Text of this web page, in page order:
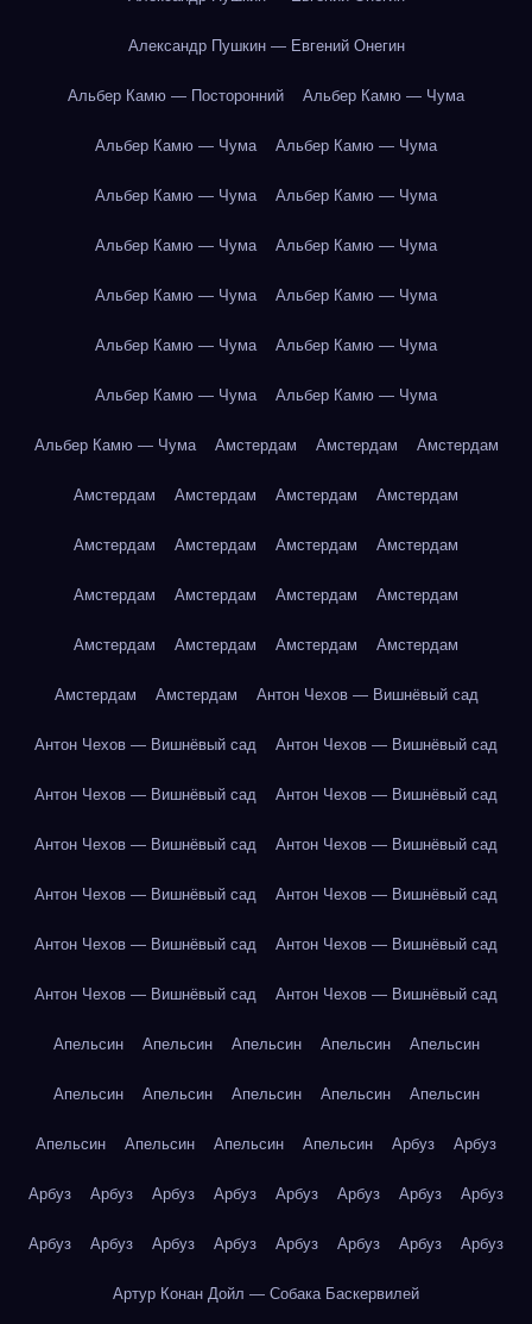
Александр Пушкин — Евгений Онегин
Альбер Камю — Посторонний Альбер Камю — Чума
Альбер Камю — Чума Альбер Камю — Чума
Альбер Камю — Чума Альбер Камю — Чума
Альбер Камю — Чума Альбер Камю — Чума
Альбер Камю — Чума Альбер Камю — Чума
Альбер Камю — Чума Альбер Камю — Чума
Альбер Камю — Чума Альбер Камю — Чума
Альбер Камю — Чума Амстердам Амстердам Амстердам
Амстердам Амстердам Амстердам Амстердам
Амстердам Амстердам Амстердам Амстердам
Амстердам Амстердам Амстердам Амстердам
Амстердам Амстердам Амстердам Амстердам
Амстердам Амстердам Антон Чехов — Вишнёвый сад
Антон Чехов — Вишнёвый сад Антон Чехов — Вишнёвый сад
Антон Чехов — Вишнёвый сад Антон Чехов — Вишнёвый сад
Антон Чехов — Вишнёвый сад Антон Чехов — Вишнёвый сад
Антон Чехов — Вишнёвый сад Антон Чехов — Вишнёвый сад
Антон Чехов — Вишнёвый сад Антон Чехов — Вишнёвый сад
Антон Чехов — Вишнёвый сад Антон Чехов — Вишнёвый сад
Апельсин Апельсин Апельсин Апельсин Апельсин
Апельсин Апельсин Апельсин Апельсин Апельсин
Апельсин Апельсин Апельсин Апельсин Арбуз Арбуз
Арбуз Арбуз Арбуз Арбуз Арбуз Арбуз Арбуз Арбуз
Арбуз Арбуз Арбуз Арбуз Арбуз Арбуз Арбуз Арбуз
Артур Конан Дойл — Собака Баскервилей